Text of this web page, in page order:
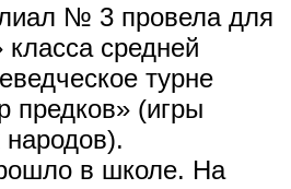
№ 3 провела для
средней
турне
предков» (игры
народов).
в школе. На